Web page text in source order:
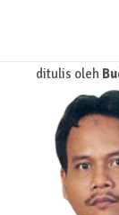
ditulis oleh